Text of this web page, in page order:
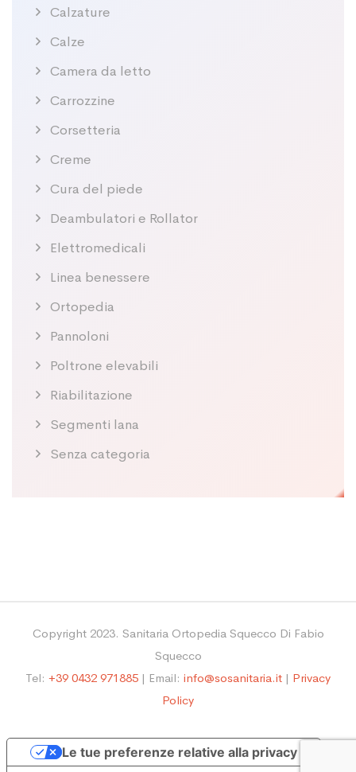
Calzature
Calze
Camera da letto
Carrozzine
Corsetteria
Creme
Cura del piede
Deambulatori e Rollator
Elettromedicali
Linea benessere
Ortopedia
Pannoloni
Poltrone elevabili
Riabilitazione
Segmenti lana
Senza categoria
Copyright 2023. Sanitaria Ortopedia Squecco Di Fabio
Squecco
Tel: +39 0432 971885 | Email: info@sosanitaria.it | Privacy
Policy
Le tue preferenze relative alla privacy